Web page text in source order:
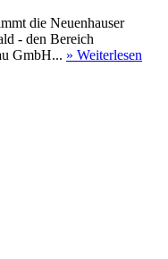
die Neuenhauser
- den Bereich
GmbH... » Weiterlesen